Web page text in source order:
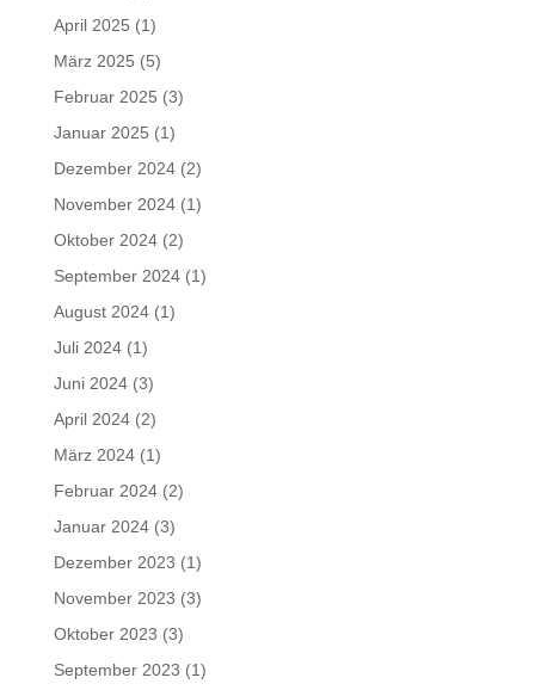
April 2025 (1)
März 2025 (5)
Februar 2025 (3)
Januar 2025 (1)
Dezember 2024(2)
November 2024(1)
Oktober 2024(2)
September 2024(1)
August 2024(1)
Juli 2024(1)
Juni 2024(3)
April 2024(2)
März 2024(1)
Februar 2024(2)
Januar 2024(3)
Dezember 2023 (1)
November 2023 (3)
Oktober 2023 (3)
September 2023 (1)